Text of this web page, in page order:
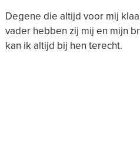
Degene die altijd voor mij
vader hebben zij mij en mijn
kan ik altijd bij hen terecht.